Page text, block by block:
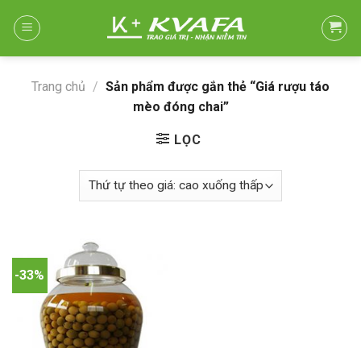
Trang chủ / Sản phẩm được gắn thẻ “Giá rượu táo
mèo đóng chai”
LỌC
-33%